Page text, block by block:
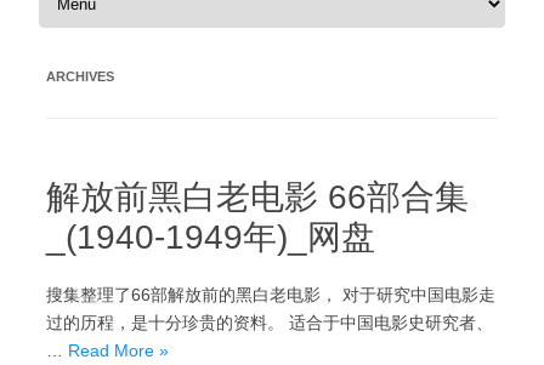
ARCHIVES
解放前黑白老电影 66部合集
_(1940-1949年)_网盘
搜集整理了66部解放前的黑白老电影， 对于研究中国电影走
过的历程，是十分珍贵的资料。 适合于中国电影史研究者、
Read More »